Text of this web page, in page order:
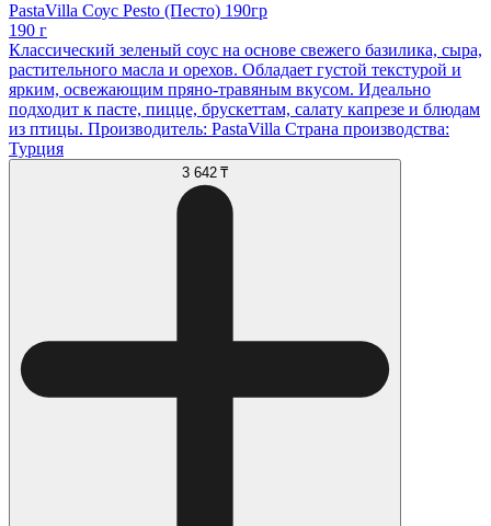
PastaVilla Соус Pesto (Песто) 190гр
190 г
Классический зеленый соус на основе свежего базилика, сыра,
растительного масла и орехов. Обладает густой текстурой и
ярким, освежающим пряно-травяным вкусом. Идеально
подходит к пасте, пицце, брускеттам, салату капрезе и блюдам
из птицы. Производитель: PastaVilla Страна производства:
Турция
3 642 ₸